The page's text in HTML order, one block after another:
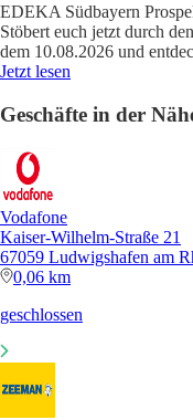
EDEKA Südbayern
Stöbert euch jetzt durch
dem 10.08.2026 und
Jetzt lesen
Geschäfte in der
Vodafone
Kaiser-Wilhelm-Straße 21
67059 Ludwigshafen am
0,06 km
geschlossen